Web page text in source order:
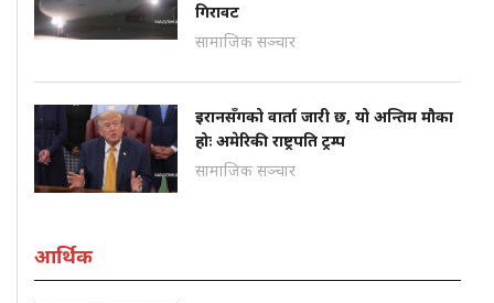
गिरावट
सामाजिक सञ्चार
इरानसँगको वार्ता जारी छ, यो अन्तिम मौका
होः अमेरिकी राष्ट्रपति ट्रम्प
सामाजिक सञ्चार
आर्थिक